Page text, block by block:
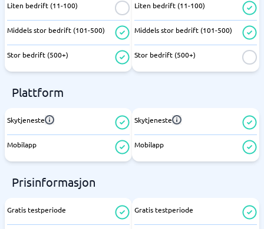
Liten bedrift (11-100)
Middels stor bedrift (101-500)
Stor bedrift (500+)
Liten bedrift (11-100)
Middels stor bedrift (101-500)
Stor bedrift (500+)
Plattform
Skytjeneste
Mobilapp
Skytjeneste
Mobilapp
Prisinformasjon
Gratis testperiode Gratis testperiode